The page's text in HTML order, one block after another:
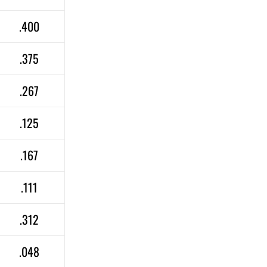
.400
.375
.267
.125
.167
.111
.312
.048